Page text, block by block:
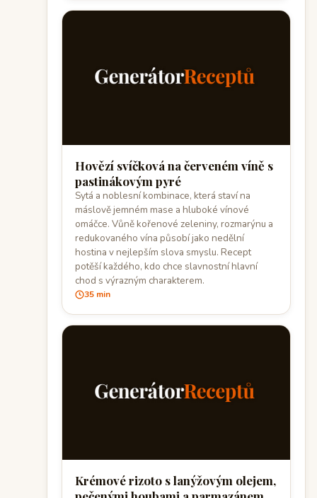
Hovězí svíčková na červeném víně s
pastinákovým pyré
Sytá a noblesní kombinace, která staví na
máslově jemném mase a hluboké vínové
omáčce. Vůně kořenové zeleniny, rozmarýnu a
redukovaného vína působí jako nedělní
hostina v nejlepším slova smyslu. Recept
potěší každého, kdo chce slavnostní hlavní
chod s výrazným charakterem.
35 min
Krémové rizoto s lanýžovým olejem,